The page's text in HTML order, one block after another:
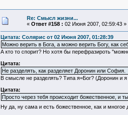
Re: Смысл жизни...
« Ответ #158 : 02 Июня 2007, 02:59:43 »
Цитата: Солярис от 02 Июня 2007, 01:28:39
Можно верить в Бога, а можно верить Богу, как
А кто то спорит? Но хотя бы перефразироть
Цитата:
Не разделять, как разделяет Доронин или София.
В смысле не разделять? Типа я=Бог? (Доронин и
Цитата:
Просто через тебя происходит божественное,
Ну да, ну сама и есть божественное, как и